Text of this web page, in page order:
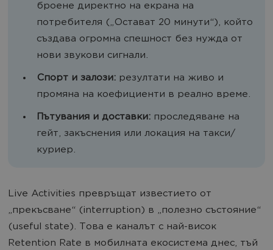
броене директно на екрана на
потребителя („Остават 20 минути“), който
създава огромна спешност без нужда от
нови звукови сигнали.
Спорт и залози: резултати на живо и
промяна на коефициенти в реално време.
Пътувания и доставки: проследяване на
гейт, закъснения или локация на такси/
куриер.
Live Activities превръщат известието от
„прекъсване“ (interruption) в „полезно състояние“
(useful state). Това е каналът с най-висок
Retention Rate в мобилната екосистема днес, тъй